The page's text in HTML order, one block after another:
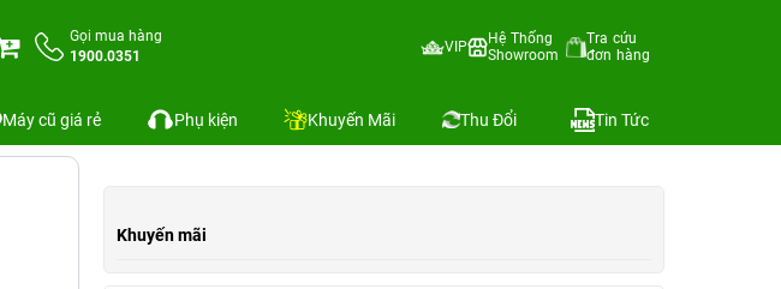
Gọi mua hàng
1900.0351
VIP
Hệ Thống
Showroom
Tra cứu
đơn hàng
Máy cũ giá rẻ Phụ kiện Khuyến Mãi Thu Đổi Tin Tức
Khuyến mãi